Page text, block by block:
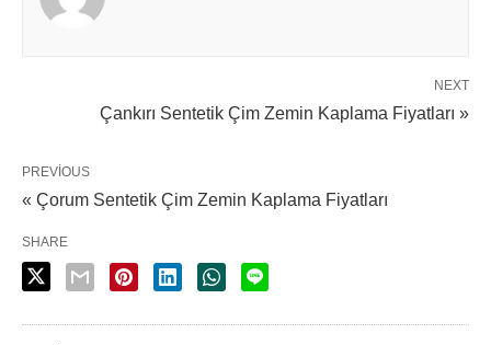
NEXT
Çankırı Sentetik Çim Zemin Kaplama Fiyatları »
PREVIOUS
« Çorum Sentetik Çim Zemin Kaplama Fiyatları
SHARE